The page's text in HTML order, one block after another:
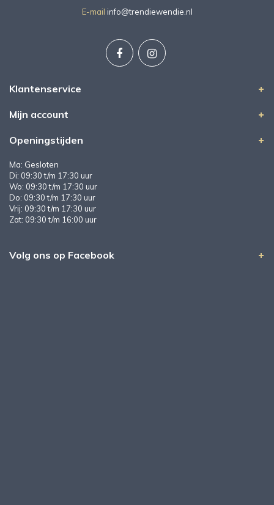
E-mail info@trendiewendie.nl
Klantenservice
Mijn account
Openingstijden
Ma: Gesloten
Di: 09:30 t/m 17:30 uur
Wo: 09:30 t/m 17:30 uur
Do: 09:30 t/m 17:30 uur
Vrij: 09:30 t/m 17:30 uur
Zat: 09:30 t/m 16:00 uur
Volg ons op Facebook